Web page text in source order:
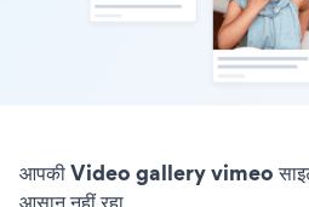
आपकी Video gallery vimeo